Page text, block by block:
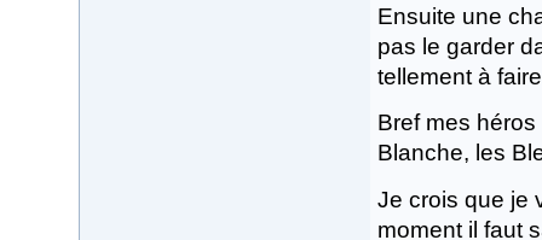
Ensuite une
pas le garder
tellement à
Bref mes
Blanche, les
Je crois que je
moment il faut